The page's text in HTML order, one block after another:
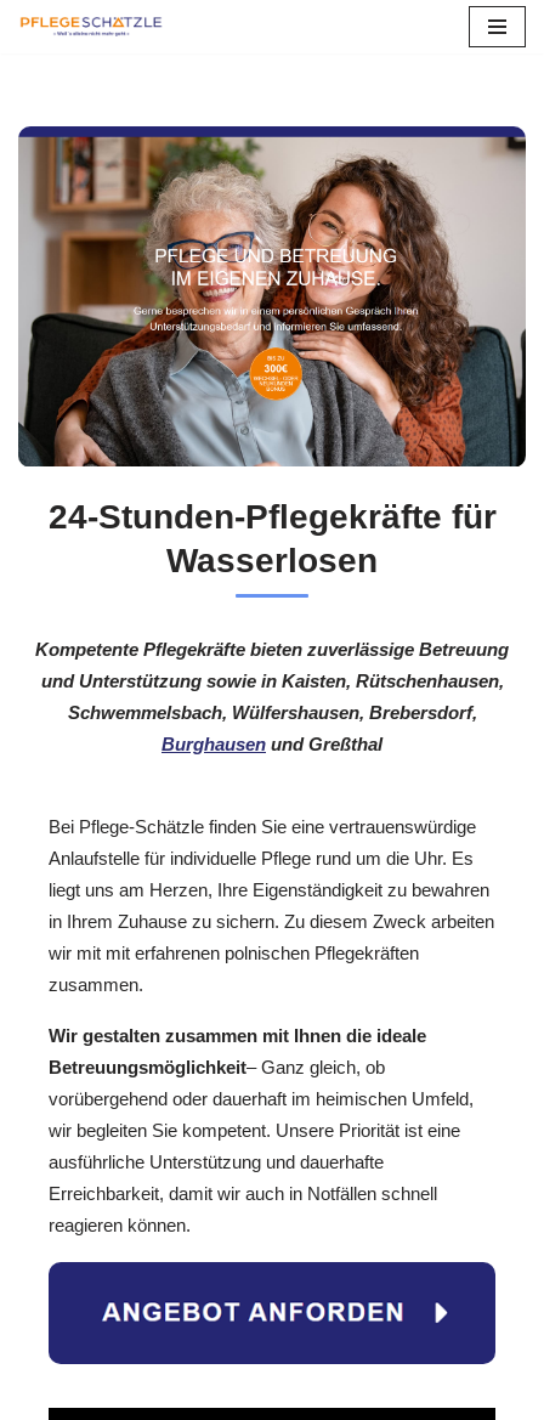
springen
24-Stunden-Pflegekräfte für
Wasserlosen
Kompetente Pflegekräfte bieten zuverlässige Betreuung
und Unterstützung sowie in Kaisten, Rütschenhausen,
Schwemmelsbach, Wülfershausen, Brebersdorf,
Burghausen und Greßthal
Bei Pflege-Schätzle finden Sie eine vertrauenswürdige
Anlaufstelle für individuelle Pflege rund um die Uhr. Es
liegt uns am Herzen, Ihre Eigenständigkeit zu bewahren
in Ihrem Zuhause zu sichern. Zu diesem Zweck arbeiten
wir mit mit erfahrenen polnischen Pflegekräften
zusammen.
Wir gestalten zusammen mit Ihnen die ideale
Betreuungsmöglichkeit– Ganz gleich, ob
vorübergehend oder dauerhaft im heimischen Umfeld,
wir begleiten Sie kompetent. Unsere Priorität ist eine
ausführliche Unterstützung und dauerhafte
Erreichbarkeit, damit wir auch in Notfällen schnell
reagieren können.